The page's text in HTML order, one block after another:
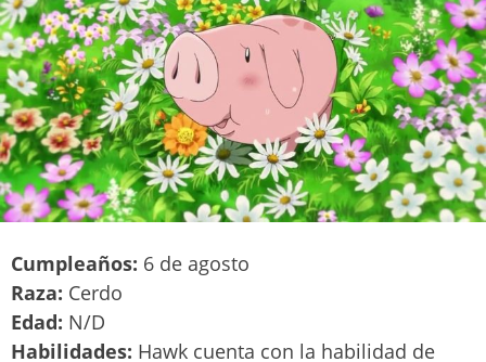
Cumpleaños: 6 de agosto
Raza: Cerdo
Edad: N/D
Habilidades: Hawk cuenta con la habilidad de